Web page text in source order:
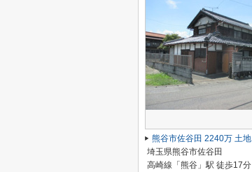
熊谷市佐谷田 2240万 土地
埼玉県熊谷市佐谷田
高崎線「熊谷」駅 徒歩17分